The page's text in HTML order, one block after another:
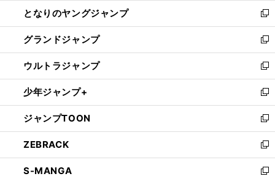
く
ド
ウ
で
開
く
ィ
ン
ド
ウ
で
開
く
し
い
ウ
ィ
ン
ド
ウ
で
開
く
となりのヤングジャンプ
新
し
い
ウ
ィ
ン
ド
ウ
で
開
く
グランドジャンプ
新
し
い
ウ
ィ
ン
ド
ウ
で
開
く
ウルトラジャンプ
新
し
い
ウ
ィ
ン
ド
ウ
で
少年ジャンプ+
新
し
い
ウ
ィ
ン
ド
ジャンプTOON
新
し
い
ウ
ィ
ZEBRACK
新
し
い
S-MANGA
新